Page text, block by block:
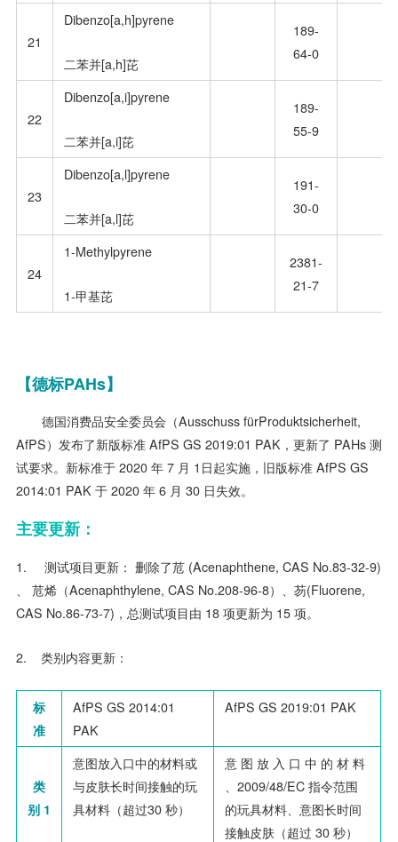
21
Dibenzo[a,h]pyrene
二苯并[a,h]芘
189-
64-0
22
Dibenzo[a,i]pyrene
二苯并[a,i]芘
189-
55-9
23
Dibenzo[a,l]pyrene
二苯并[a,l]芘
191-
30-0
24
1-Methylpyrene
1-甲基芘
2381-
21-7
【德标PAHs】
德国消费品安全委员会（Ausschuss fürProduktsicherheit,
AfPS）发布了新版标准 AfPS GS 2019:01 PAK，更新了 PAHs 测
试要求。新标准于 2020 年 7 月 1 日起实施，旧版标准 AfPS GS
2014:01 PAK 于 2020 年 6 月 30 日失效。
主要更新：
1. 测试项目更新： 删除了苊 (Acenaphthene, CAS No.83-32-9)
、 苊烯（Acenaphthylene, CAS No.208-96-8）、芴(Fluorene,
CAS No.86-73-7)，总测试项目由 18 项更新为 15 项。
2. 类别内容更新：
标
准
AfPS GS 2014:01
PAK
AfPS GS 2019:01 PAK
类
别 1
意图放入口中的材料或
与皮肤长时间接触的玩
具材料（超过30 秒）
意 图 放 入 口 中 的 材 料
2009/48/EC 指令范围
的玩具材料、意图长时间
接触皮肤（超过 30 秒）